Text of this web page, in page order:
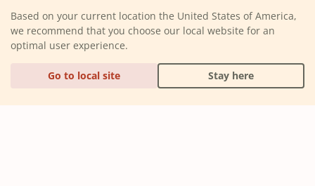
Based on your current location the United States of America,
we recommend that you choose our local website for an
optimal user experience.
Go to local site Stay here